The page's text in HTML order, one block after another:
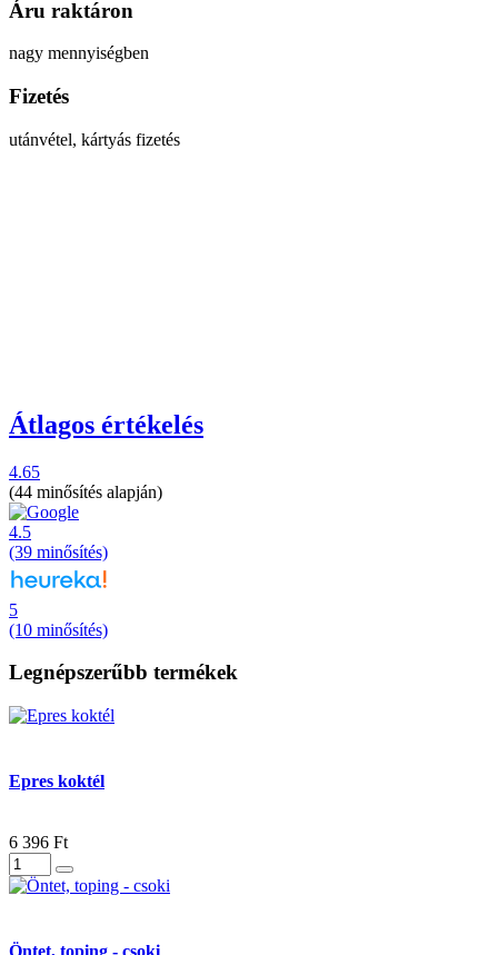
Áru raktáron
nagy mennyiségben
Fizetés
utánvétel, kártyás fizetés
Átlagos értékelés
4.65
(44 minősítés alapján)
4.5
(39 minősítés)
5
(10 minősítés)
Legnépszerűbb termékek
Epres koktél
6 396 Ft
Öntet, toping - csoki